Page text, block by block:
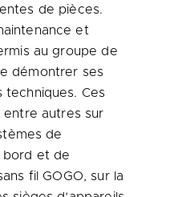
de pièces.
et
au groupe de
démontrer ses
techniques. Ces
autres sur
de
bord et de
fil GOGO, sur la